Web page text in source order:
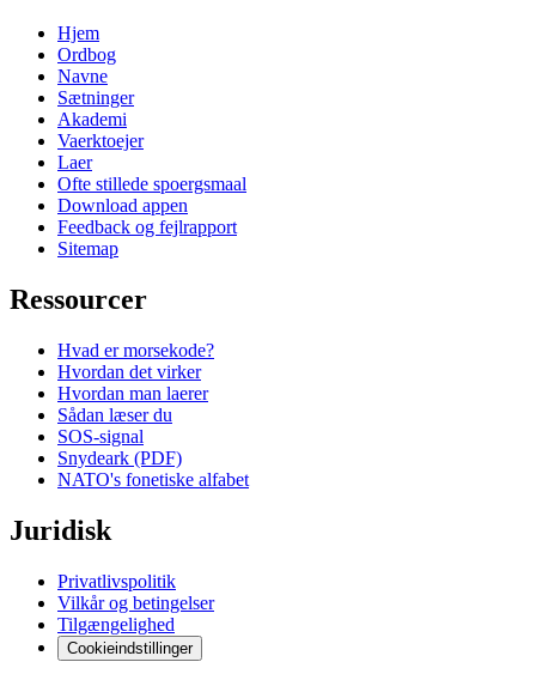
Hjem
Ordbog
Navne
Sætninger
Akademi
Vaerktoejer
Laer
Ofte stillede spoergsmaal
Download appen
Feedback og fejlrapport
Sitemap
Ressourcer
Hvad er morsekode?
Hvordan det virker
Hvordan man laerer
Sådan læser du
SOS-signal
Snydeark (PDF)
NATO's fonetiske alfabet
Juridisk
Privatlivspolitik
Vilkår og betingelser
Tilgængelighed
Cookieindstillinger